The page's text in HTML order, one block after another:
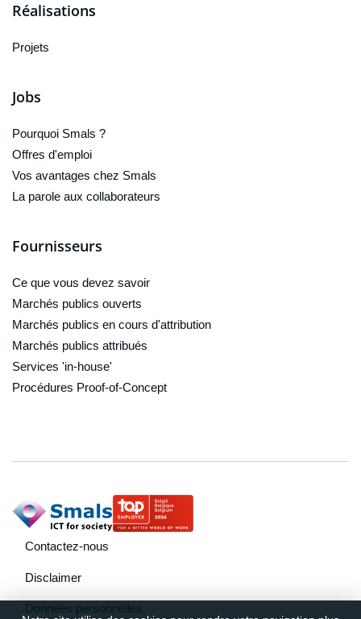
Réalisations
Projets
Jobs
Pourquoi Smals ?
Offres d'emploi
Vos avantages chez Smals
La parole aux collaborateurs
Fournisseurs
Ce que vous devez savoir
Marchés publics ouverts
Marchés publics en cours d'attribution
Marchés publics attribués
Services 'in-house'
Procédures Proof-of-Concept
footer navigation
Contactez-nous
Disclaimer
Données personnelles